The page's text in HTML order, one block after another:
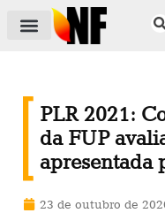
PLR 2021:
da FUP
apresentada
23 de outubro de